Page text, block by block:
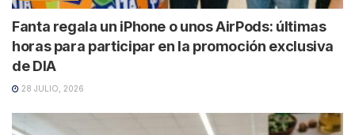
Fanta regala un iPhone o unos AirPods: últimas
horas para participar en la promoción exclusiva
de DIA
28 JULIO, 2026